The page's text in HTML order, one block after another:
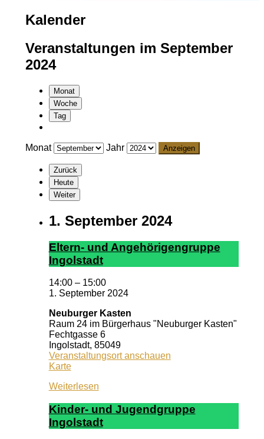
Kalender
Veranstaltungen im September
2024
Monat
Woche
Tag
Monat Jahr
Zurück
Heute
Weiter
1. September 2024
El­tern- und An­ge­hör­ig­en­grup­pe
In­gol­stadt
14:00 – 15:00
1. September 2024
Neuburger Kasten
Raum 24 im Bürgerhaus "Neuburger Kasten"
Fechtgasse 6
Ingolstadt, 85049
Veranstaltungsort anschauen
KarteNeuburger
Weiterlesen
Kin­der- und Ju­gend­grup­pe
In­gol­stadt